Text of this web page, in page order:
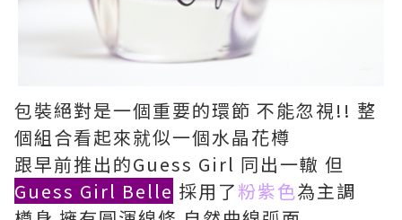
包裝絕對是一個重要的環節 不能忽視!! 整
個組合看起來就似一個水晶花樽
跟早前推出的Guess Girl 同出一轍 但
Guess Girl Belle 採用了粉紫色為主調